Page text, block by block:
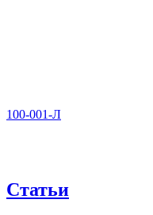
100-001-Л
Статьи